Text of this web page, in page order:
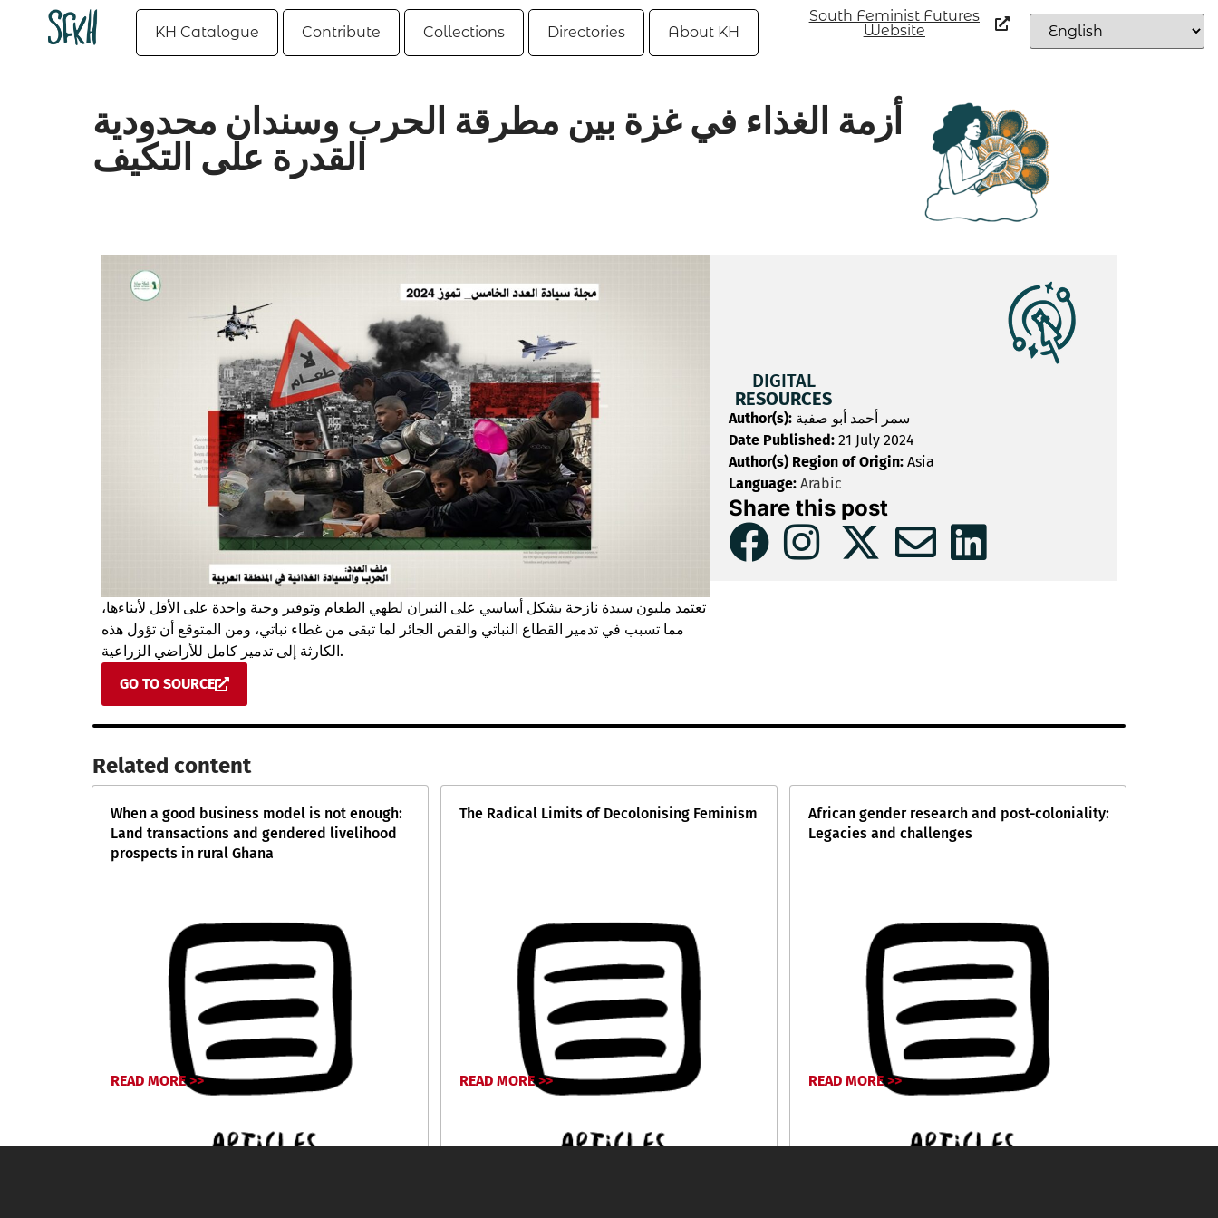
KH Catalogue Contribute Collections Directories About KH
South Feminist Futures
Website
أزمة الغذاء في غزة بين مطرقة الحرب وسندان محدودية
القدرة على التكيف
تعتمد مليون سيدة نازحة بشكل أساسي على النيران لطهي الطعام وتوفير وجبة واحدة على الأقل لأبناءها،
مما تسبب في تدمير القطاع النباتي والقص الجائر لما تبقى من غطاء نباتي، ومن المتوقع أن تؤول هذه
الكارثة إلى تدمير كامل للأراضي الزراعية.
GO TO SOURCE
DIGITAL
RESOURCES
Author(s): سمر أحمد أبو صفية
Date Published: 21 July 2024
Author(s) Region of Origin: Asia
Language: Arabic
Share this post
Related content​
When a good business model is not enough:
Land transactions and gendered livelihood
prospects in rural Ghana
READ MORE >>
The Radical Limits of Decolonising Feminism
READ MORE >>
African gender research and post-coloniality:
Legacies and challenges
READ MORE >>